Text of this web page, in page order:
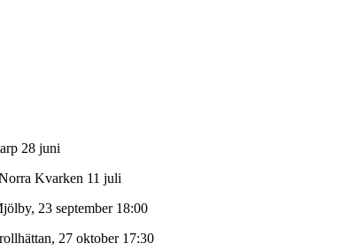
28 juni
Kvarken 11 juli
23 september 18:00
27 oktober 17:30